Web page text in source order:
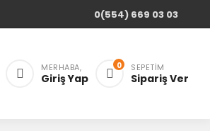
0(554) 669 03 03
MERHABA,
Giriş Yap
0 SEPETIM
Sipariş Ver